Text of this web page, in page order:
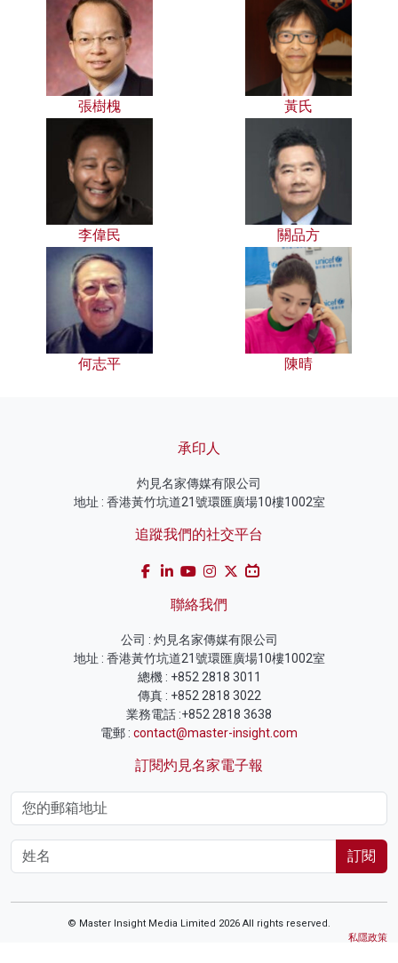
張樹槐 黃氏
李偉民 關品方
何志平 陳晴
承印人
灼見名家傳媒有限公司
地址 : 香港黃竹坑道21號環匯廣場10樓1002室
追蹤我們的社交平台
聯絡我們
公司 : 灼見名家傳媒有限公司
地址 : 香港黃竹坑道21號環匯廣場10樓1002室
總機 : +852 2818 3011
傳真 : +852 2818 3022
業務電話 :+852 2818 3638
電郵 : contact@master-insight.com
訂閱灼見名家電子報
訂閱
© Master Insight Media Limited 2026 All rights reserved.
私隱政策